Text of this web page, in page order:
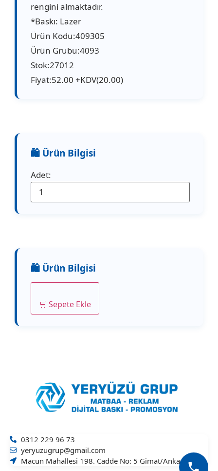
rengini almaktadır.
*Baskı: Lazer
Ürün Kodu:409305
Ürün Grubu:4093
Stok:27012
Fiyat:52.00 +KDV(20.00)
Adet:
🛒 Sepete Ekle
0312 229 96 73
yeryuzugrup@gmail.com
Macun Mahallesi 198. Cadde No: 5 Gimat/Ankara